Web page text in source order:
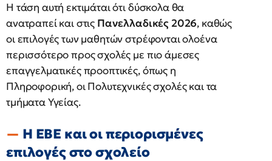
Η τάση αυτή εκτιμάται ότι δύσκολα θα
ανατραπεί και στις Πανελλαδικές 2026, καθώς
οι επιλογές των μαθητών στρέφονται ολοένα
περισσότερο προς σχολές με πιο άμεσες
επαγγελματικές προοπτικές, όπως η
Πληροφορική, οι Πολυτεχνικές σχολές και τα
τμήματα Υγείας.
Η ΕΒΕ και οι περιορισμένες
επιλογές στο σχολείο